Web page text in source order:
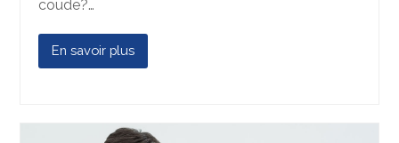
coude?…
En savoir plus